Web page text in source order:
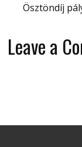
Ösztöndíj
Leave a